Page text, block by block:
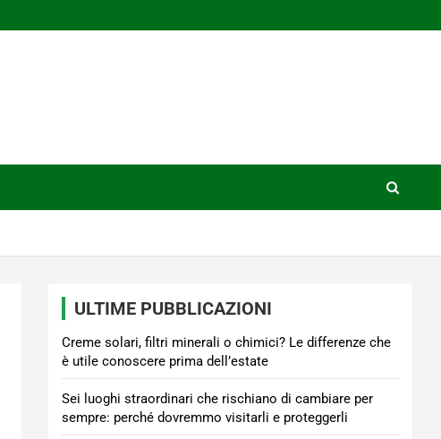
ULTIME PUBBLICAZIONI
Creme solari, filtri minerali o chimici? Le differenze che
è utile conoscere prima dell’estate
Sei luoghi straordinari che rischiano di cambiare per
sempre: perché dovremmo visitarli e proteggerli